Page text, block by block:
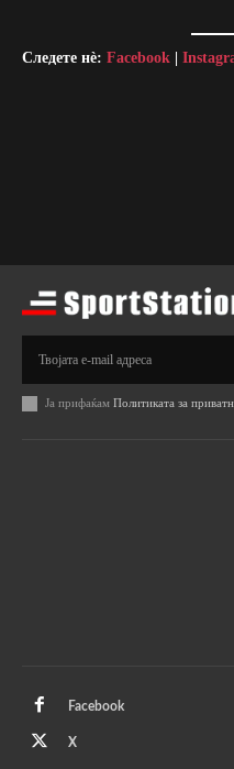
Следете нè: Facebook
Ја прифаќам Политиката за
Facebook
X